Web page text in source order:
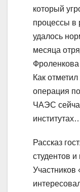
который
процессы в
удалось
месяца
Как
операция
ЧАЭС
Рассказ
студентов
Участников